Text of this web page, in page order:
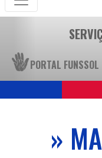
PORTAL FUNSSOL
»